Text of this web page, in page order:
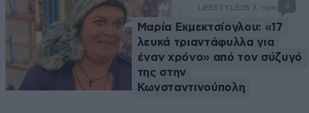
LIFESTYLE38 λ. πριν 3
Μαρία Εκμεκτσίογλου: «17
λευκά τριαντάφυλλα για
έναν χρόνο» από τον σύζυγό
της στην
Κωνσταντινούπολη